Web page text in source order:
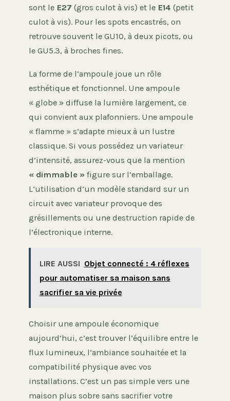
sont le E27 (gros culot à vis) et le E14 (petit
culot à vis). Pour les spots encastrés, on
retrouve souvent le GU10, à deux picots, ou
le GU5.3, à broches fines.
La forme de l’ampoule joue un rôle
esthétique et fonctionnel. Une ampoule
« globe » diffuse la lumière largement, ce
qui convient aux plafonniers. Une ampoule
« flamme » s’adapte mieux à un lustre
classique. Si vous possédez un variateur
d’intensité, assurez-vous que la mention
« dimmable » figure sur l’emballage.
L’utilisation d’un modèle standard sur un
circuit avec variateur provoque des
grésillements ou une destruction rapide de
l’électronique interne.
LIRE AUSSI Objet connecté : 4 réflexes
pour automatiser sa maison sans
sacrifier sa vie privée
Choisir une ampoule économique
aujourd’hui, c’est trouver l’équilibre entre le
flux lumineux, l’ambiance souhaitée et la
compatibilité physique avec vos
installations. C’est un pas simple vers une
maison plus sobre sans sacrifier votre